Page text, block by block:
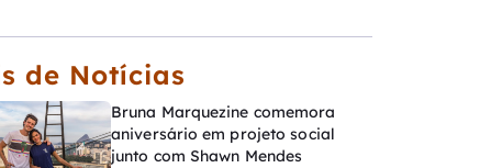
de Notícias
Bruna Marquezine comemora
aniversário em projeto social
junto com Shawn Mendes